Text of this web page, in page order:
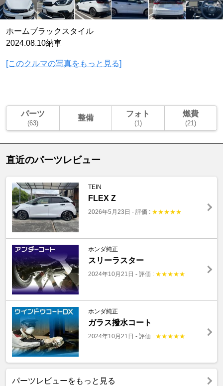
ホームブラックスタイル
2024.08.10納車
[このクルマの写真をもっと見る]
パーツ
(63)
整備 フォト
(1)
燃費
(21)
直近のパーツレビュー
TEIN
FLEX Z
2026年5月23日 - 評価 : ★★★★★
ホンダ純正
スリーラスター
2024年10月21日 - 評価 : ★★★★★
ホンダ純正
ガラス撥水コート
2024年10月21日 - 評価 : ★★★★★
パーツレビューをもっと見る